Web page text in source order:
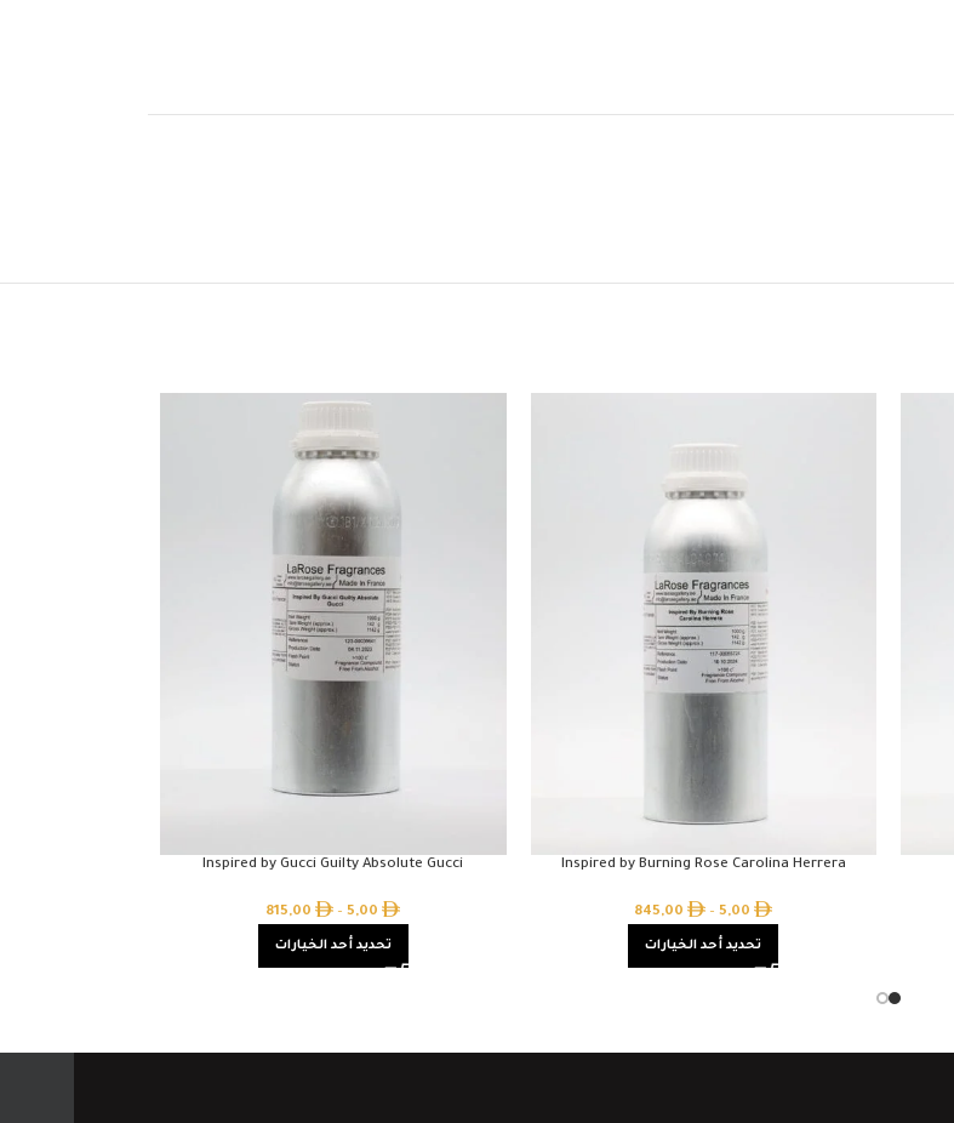
Inspired by Burning Rose Carolina Herrera
5,00
–
845,00
تحديد أحد الخيارات
Inspired by Gucci Guilty Absolute Gucci
5,00
–
815,00
تحديد أحد الخيارات